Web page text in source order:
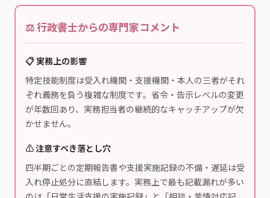
⚖️ 行政書士からの専門家コメント
📋 実務上の影響
特定技能制度は受入れ機関・支援機関・本人の三者がそれ
ぞれ義務を負う複雑な制度です。省令・告示レベルの変更
が年数回あり、実務担当者の継続的なキャッチアップが欠
かせません。
⚠️ 注意すべき落とし穴
四半期ごとの定期報告書や支援実施記録の不備・遅延は受
入れ停止処分に直結します。実務上で最も記載漏れが多い